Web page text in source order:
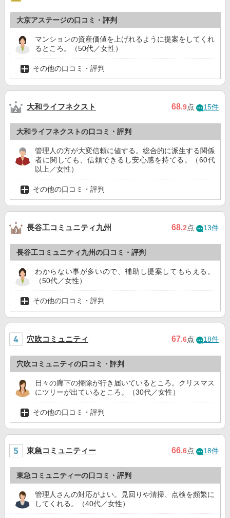
大京アステージの口コミ・評判
マンションの資産価値を上げれるように提案をしてくれ
るところ。（50代／女性）
その他の口コミ・評判
大和ライフネクスト 68.9点 15件
大和ライフネクストの口コミ・評判
管理人の方が大変信頼に値する。総合的に派生する関係
者に関しても、信頼できるし安心感を持てる。（60代
以上／女性）
その他の口コミ・評判
長谷工コミュニティ九州 68.2点 13件
長谷工コミュニティ九州の口コミ・評判
わからない事が多いので、補助し提案してもらえる。
（50代／女性）
その他の口コミ・評判
穴吹コミュニティ 67.6点 18件
穴吹コミュニティの口コミ・評判
日々の廊下の掃除が行き届いているところ。クリスマス
にツリーが出ているところ。（30代／女性）
その他の口コミ・評判
東急コミュニティー 66.6点 18件
東急コミュニティーの口コミ・評判
管理人さんの対応がよい。見回りや清掃、点検を頻繁に
してくれる。（40代／女性）